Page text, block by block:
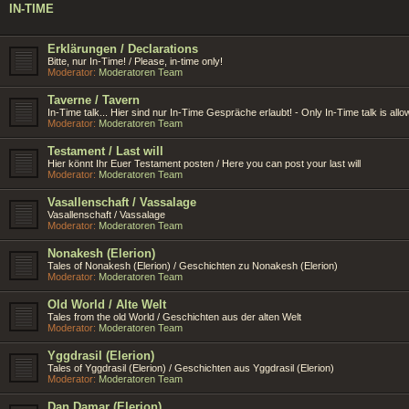
IN-TIME
Erklärungen / Declarations
Bitte, nur In-Time! / Please, in-time only!
Moderator: Moderatoren Team
Taverne / Tavern
In-Time talk... Hier sind nur In-Time Gespräche erlaubt! - Only In-Time talk is
Moderator: Moderatoren Team
Testament / Last will
Hier könnt Ihr Euer Testament posten / Here you can post your last will
Moderator: Moderatoren Team
Vasallenschaft / Vassalage
Vasallenschaft / Vassalage
Moderator: Moderatoren Team
Nonakesh (Elerion)
Tales of Nonakesh (Elerion) / Geschichten zu Nonakesh (Elerion)
Moderator: Moderatoren Team
Old World / Alte Welt
Tales from the old World / Geschichten aus der alten Welt
Moderator: Moderatoren Team
Yggdrasil (Elerion)
Tales of Yggdrasil (Elerion) / Geschichten aus Yggdrasil (Elerion)
Moderator: Moderatoren Team